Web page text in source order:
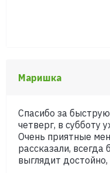
Маришка
Спасибо за
четверг, в субботу
Очень приятные
рассказали, всегда
выглядит